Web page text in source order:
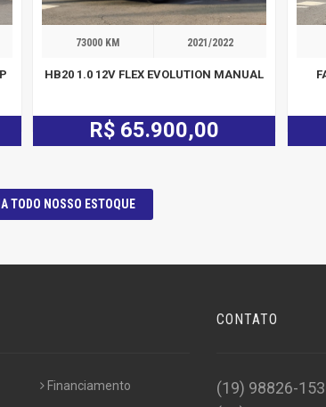
73000 KM 2021/2022
HB20 1.0 12V FLEX EVOLUTION MANUAL
R$ 65.900,00
TODO NOSSO ESTOQUE
Financiamento
CONTATO
(19) 98826-